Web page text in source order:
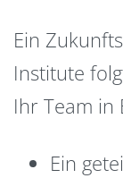
Ein
Institute
Ihr Team
Ein